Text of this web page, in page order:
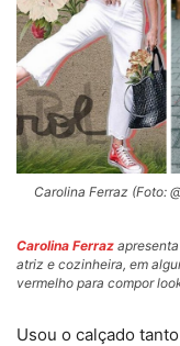
Carolina Ferraz (Foto:
Carolina Ferraz
atriz e cozinheira, em
vermelho para compor
Usou o calçado